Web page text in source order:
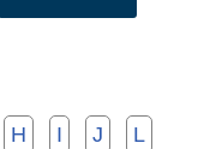
H I J
L